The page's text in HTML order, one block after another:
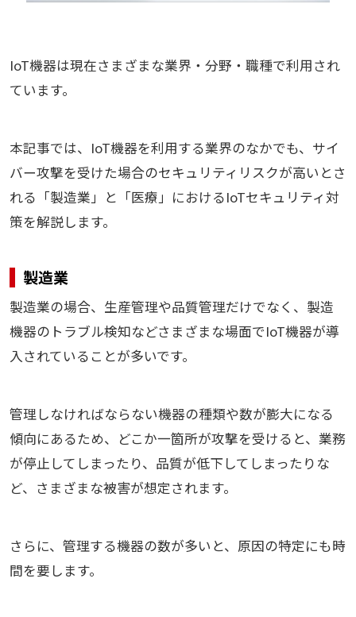
IoT機器は現在さまざまな業界・分野・職種で利用され
ています。
本記事では、IoT機器を利用する業界のなかでも、サイ
バー攻撃を受けた場合のセキュリティリスクが高いとさ
れる「製造業」と「医療」におけるIoTセキュリティ対
策を解説します。
製造業
製造業の場合、生産管理や品質管理だけでなく、製造
機器のトラブル検知などさまざまな場面でIoT機器が導
入されていることが多いです。
管理しなければならない機器の種類や数が膨大になる
傾向にあるため、どこか一箇所が攻撃を受けると、業務
が停止してしまったり、品質が低下してしまったりな
ど、さまざまな被害が想定されます。
さらに、管理する機器の数が多いと、原因の特定にも時
間を要します。